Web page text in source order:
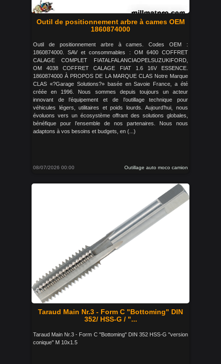
Outil de positionnement arbre à cames OEM
1860874000
Outil de positionnement arbre à cames. Codes OEM :
1860874000. SAV et consommables : OM 6400 COFFRET
CALAGE COMPLET FIATALFALANCIAOPELSUZUKIFORD,
OM 4038 COFFRET CALAGE FIAT 1.6 16V ESSENCE.
1860874000 À PROPOS DE LA MARQUE CLAS Notre Marque
CLAS «?Garage Solutions?» basée en Savoie France, a été
créée en 1996. Nous sommes depuis toujours un acteur
innovant de l’équipement et de l’outillage technique pour
véhicules légers, utilitaires et poids lourds. Aujourd’hui, nous
évoluons vers un écosystème offrant des solutions globales,
bénéfique pour l’ensemble de nos partenaires. Nous nous
adaptons à vos besoins et budgets, en (...)
08/07/2026 00:00 Outillage auto moco camion
Taraud Main Nr.3 - Form C "Bottoming" DIN
352/ HSS-G / "...
Taraud Main Nr.3 - Form C "Bottoming" DIN 352 HSS-G "version
conique" M 10x1.5